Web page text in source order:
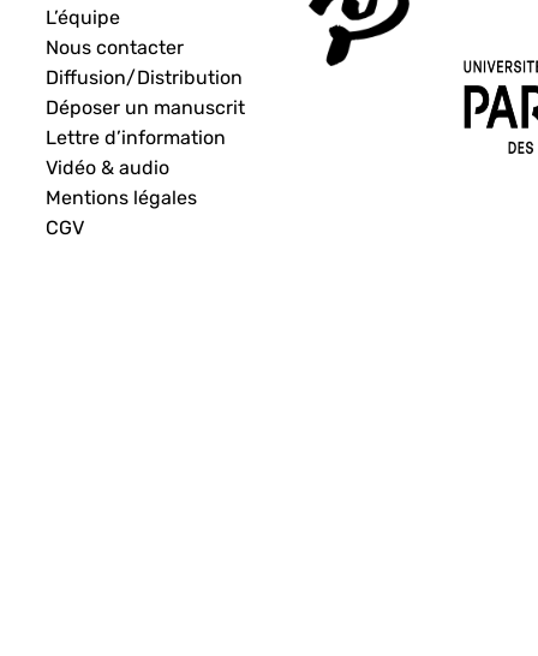
L’équipe
Nous contacter
Diffusion/Distribution
Déposer un manuscrit
Lettre d’information
Vidéo & audio
Mentions légales
CGV